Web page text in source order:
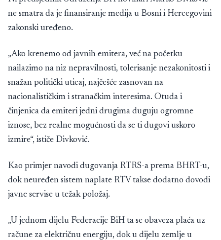
ne smatra da je finansiranje medija u Bosni i Hercegovini
zakonski uređeno.
„Ako krenemo od javnih emitera, već na početku
nailazimo na niz nepravilnosti, tolerisanje nezakonitosti i
snažan politički uticaj, najčešće zasnovan na
nacionalističkim i stranačkim interesima. Otuda i
činjenica da emiteri jedni drugima duguju ogromne
iznose, bez realne mogućnosti da se ti dugovi uskoro
izmire“, ističe Divković.
Kao primjer navodi dugovanja RTRS-a prema BHRT-u,
dok neuređen sistem naplate RTV takse dodatno dovodi
javne servise u težak položaj.
„U jednom dijelu Federacije BiH ta se obaveza plaća uz
račune za električnu energiju, dok u dijelu zemlje u